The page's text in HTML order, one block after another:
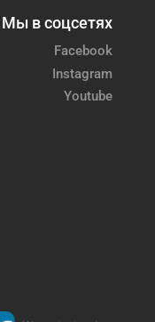
Мы в соцсетях
Facebook
Instagram
Youtube